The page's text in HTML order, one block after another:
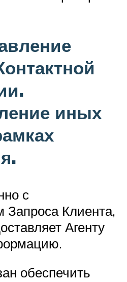
иных
с
Клиента,
Агенту
обеспечить